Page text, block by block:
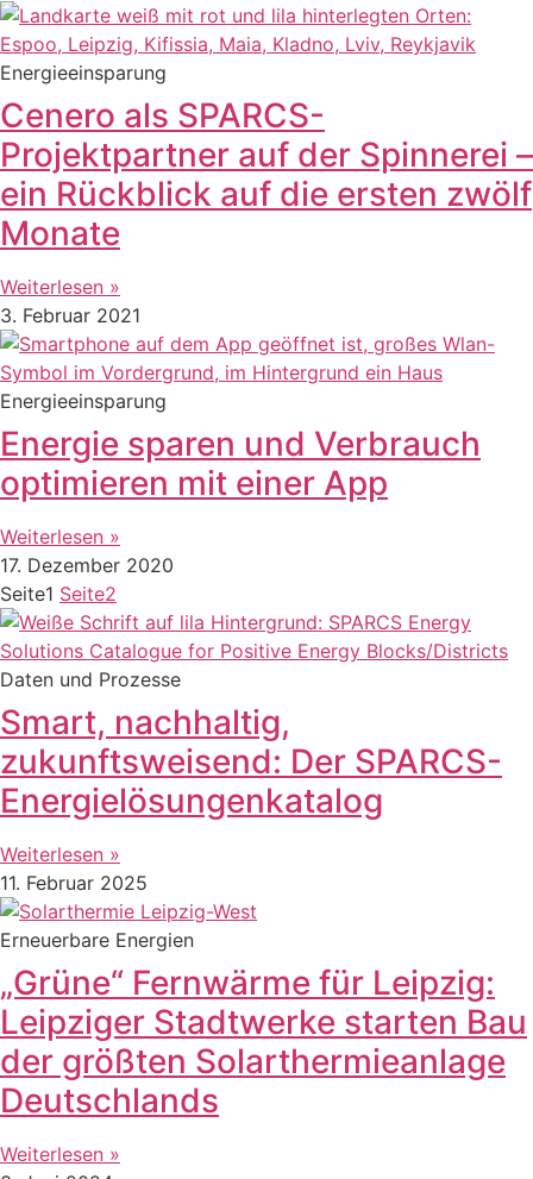
Energieeinsparung
Cenero als SPARCS-
Projektpartner auf der Spinnerei –
ein Rückblick auf die ersten zwölf
Monate
Weiterlesen »
3. Februar 2021
Energieeinsparung
Energie sparen und Verbrauch
optimieren mit einer App
Weiterlesen »
17. Dezember 2020
Seite1 Seite2
Daten und Prozesse
Smart, nachhaltig,
zukunftsweisend: Der SPARCS-
Energielösungenkatalog
Weiterlesen »
11. Februar 2025
Erneuerbare Energien
„Grüne“ Fernwärme für Leipzig:
Leipziger Stadtwerke starten Bau
der größten Solarthermieanlage
Deutschlands
Weiterlesen »